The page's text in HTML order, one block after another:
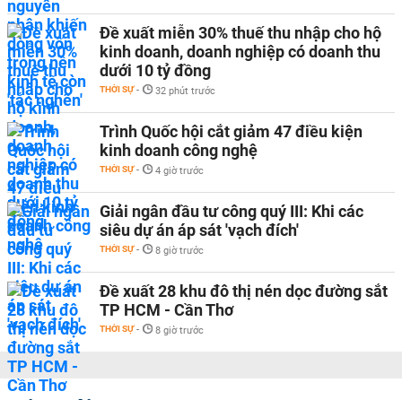
Đề xuất miễn 30% thuế thu nhập cho hộ
kinh doanh, doanh nghiệp có doanh thu
dưới 10 tỷ đồng
THỜI SỰ - 32 phút trước
Trình Quốc hội cắt giảm 47 điều kiện
kinh doanh công nghệ
THỜI SỰ - 4 giờ trước
Giải ngân đầu tư công quý III: Khi các
siêu dự án áp sát 'vạch đích'
THỜI SỰ - 8 giờ trước
Đề xuất 28 khu đô thị nén dọc đường sắt
TP HCM - Cần Thơ
THỜI SỰ - 8 giờ trước